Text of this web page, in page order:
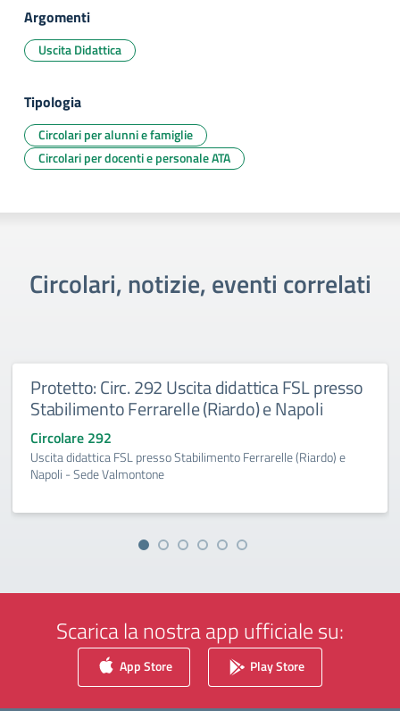
Argomenti
Uscita Didattica
Tipologia
Circolari per alunni e famiglie
Circolari per docenti e personale ATA
Circolari, notizie, eventi correlati
Protetto: Circ. 292 Uscita didattica FSL presso
Stabilimento Ferrarelle (Riardo) e Napoli
Circolare 292
Uscita didattica FSL presso Stabilimento Ferrarelle (Riardo) e
Napoli - Sede Valmontone
Scarica la nostra app ufficiale su:
App Store Play Store